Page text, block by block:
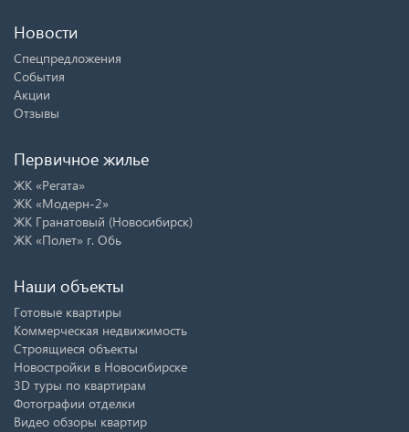
Новости
Спецпредложения
События
Акции
Отзывы
Первичное жилье
ЖК «Регата»
ЖК «Модерн-2»
ЖК Гранатовый (Новосибирск)
ЖК «Полет» г. Обь
Наши объекты
Готовые квартиры
Коммерческая недвижимость
Строящиеся объекты
Новостройки в Новосибирске
3D туры по квартирам
Фотографии отделки
Видео обзоры квартир